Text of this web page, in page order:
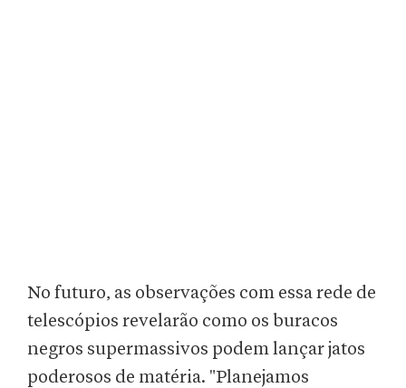
No futuro, as observações com essa rede de
telescópios revelarão como os buracos
negros supermassivos podem lançar jatos
poderosos de matéria. "Planejamos